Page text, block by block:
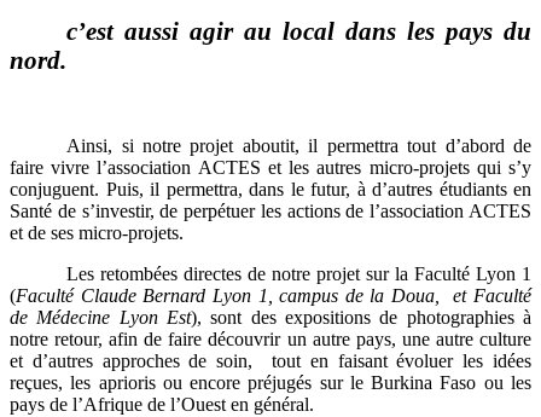
c’est aussi agir au local dans les pays du
nord.
Ainsi, si notre projet aboutit, il permettra tout d’abord de
faire vivre l’association ACTES et les autres micro-projets qui s’y
conjuguent. Puis, il permettra, dans le futur, à d’autres étudiants en
Santé de s’investir, de perpétuer les actions de l’association ACTES
et de ses micro-projets.
Les retombées directes de notre projet sur la Faculté Lyon 1
(Faculté Claude Bernard Lyon 1, campus de la Doua, et Faculté
de Médecine Lyon Est), sont des expositions de photographies à
notre retour, afin de faire découvrir un autre pays, une autre culture
et d’autres approches de soin, tout en faisant évoluer les idées
reçues, les aprioris ou encore préjugés sur le Burkina Faso ou les
pays de l’Afrique de l’Ouest en général.